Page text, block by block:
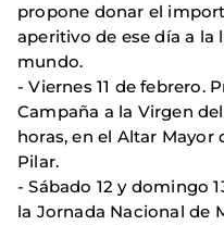
propone donar el
aperitivo de ese día a
mundo.
- Viernes 11 de febrero.
Campaña a la Virgen
horas, en el Altar Mayor
Pilar.
- Sábado 12 y domingo
la Jornada Nacional de